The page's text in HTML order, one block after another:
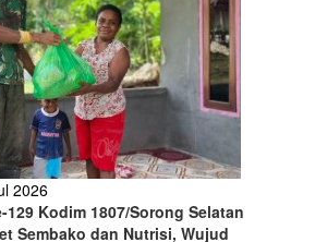
2026
129 Kodim 1807/Sorong Selatan
Sembako dan Nutrisi, Wujud